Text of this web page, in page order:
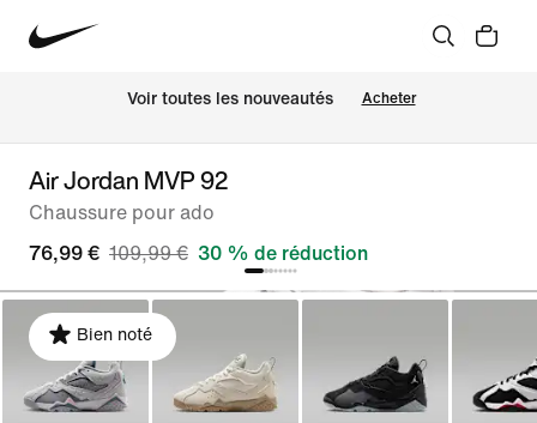
Voir toutes les nouveautés Acheter
Air Jordan MVP 92
Chaussure pour ado
76,99 € 109,99 € 30 % de réduction
Bien noté